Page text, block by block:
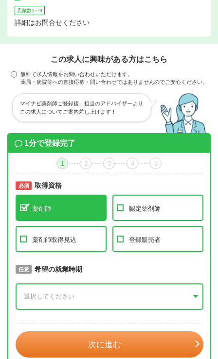
店舗数1～9
詳細はお問合せください
この求人に興味がある方はこちら
無料で求人情報をお問い合わせいただけます。
薬局・病院等への直接応募・問い合わせではありませんのでご安心ください。
マイナビ薬剤師ご登録後、担当のアドバイザーより
この求人についてご案内差し上げます！
1分で登録完了
1 2 3 4 5
必須 取得資格
薬剤師 認定薬剤師
薬剤師取得見込 登録販売者
必須 取得予定年
任意 希望の就業時期
次に進む